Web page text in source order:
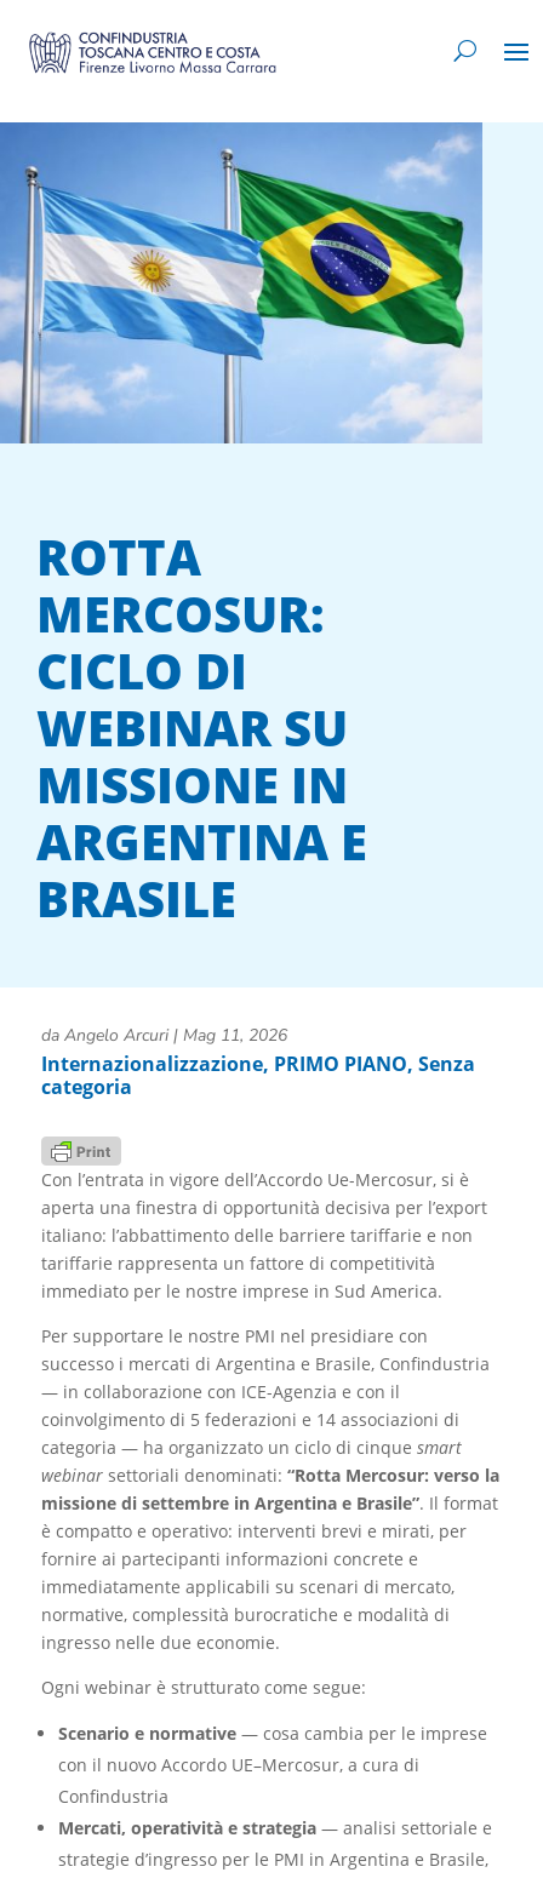
ROTTA
MERCOSUR:
CICLO DI
WEBINAR SU
MISSIONE IN
ARGENTINA E
BRASILE
da Angelo Arcuri| Mag 11, 2026
Internazionalizzazione, PRIMO PIANO, Senza
categoria
Con l’entrata in vigore dell’Accordo Ue-Mercosur, si è
aperta una finestra di opportunità decisiva per l’export
italiano: l’abbattimento delle barriere tariffarie e non
tariffarie rappresenta un fattore di competitività
immediato per le nostre imprese in Sud America.
Per supportare le nostre PMI nel presidiare con
successo i mercati di Argentina e Brasile, Confindustria
— in collaborazione con ICE-Agenzia e con il
coinvolgimento di 5 federazioni e 14 associazioni di
categoria — ha organizzato un ciclo di cinque smart
webinarsettoriali denominati: “Rotta Mercosur: verso la
missione di settembre in Argentina e Brasile”. Il format
è compatto e operativo: interventi brevi e mirati, per
fornire ai partecipanti informazioni concrete e
immediatamente applicabili su scenari di mercato,
normative, complessità burocratiche e modalità di
ingresso nelle due economie.
Ogni webinar è strutturato come segue:
Scenario e normative— cosa cambia per le imprese
con il nuovo Accordo UE–Mercosur, a cura di
Confindustria
Mercati, operatività e strategia— analisi settoriale e
strategie d’ingresso per le PMI in Argentina e Brasile,